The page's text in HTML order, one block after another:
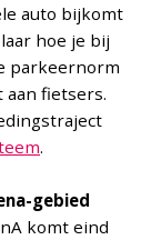
auto bijkomt
hoe je bij
parkeernorm
fietsers.
.
gebied
komt eind